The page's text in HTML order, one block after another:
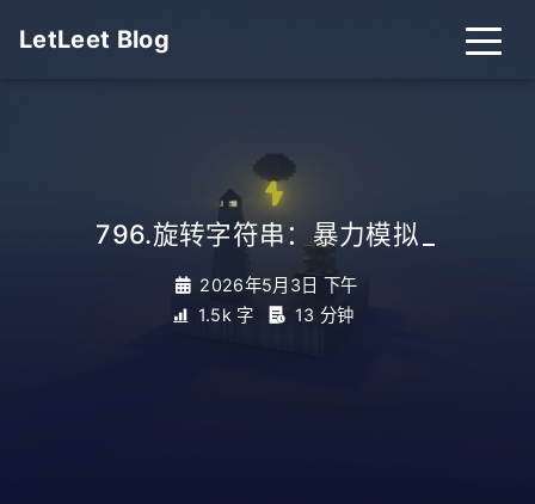
LetLeet Blog
796.旋转字符串：暴力模拟
2026年5月3日 下午
1.5k 字
13 分钟